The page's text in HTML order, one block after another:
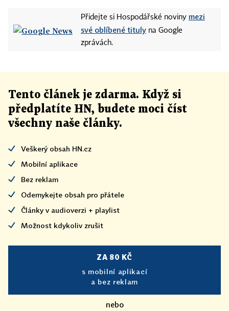
Přidejte si Hospodářské noviny mezi
své oblíbené tituly na Google
zprávách.
Tento článek je zdarma. Když si
předplatíte HN, budete moci číst
všechny naše články.
Veškerý obsah HN.cz
Mobilní aplikace
Bez reklam
Odemykejte obsah pro přátele
Články v audioverzi + playlist
Možnost kdykoliv zrušit
ZA 80 KČ
s mobilní aplikací
a bez reklam
nebo